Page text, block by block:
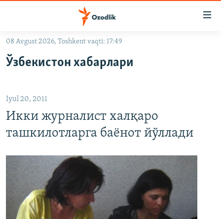
Асосий
Қидиришга
ўтинг
OZODLIK SURISHTIRUVLARI
На русском
ИЖТИМОИЙ ТАРМОҚЛАР
Озодлик бошқа тилларда
08 Avgust 2026, Toshkent vaqti: 17:49
Ўзбекистон хабарлари
Iyul 20, 2011
Икки журналист халқаро
ташкилотларга баёнот йўллади